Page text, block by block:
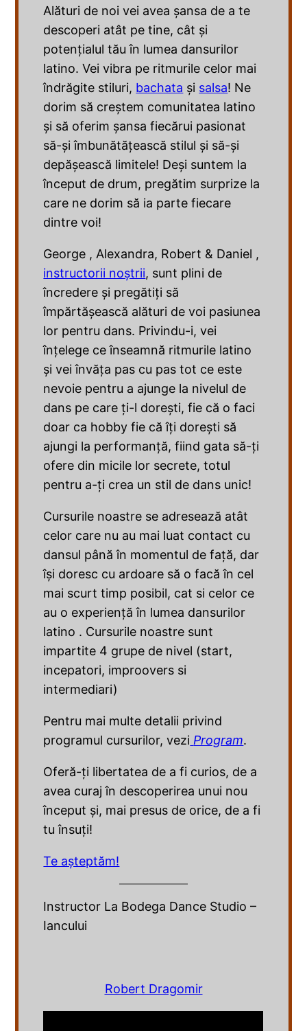
Alături de noi vei avea șansa de a te
descoperi atât pe tine, cât și
potențialul tău în lumea dansurilor
latino. Vei vibra pe ritmurile celor mai
îndrăgite stiluri, bachata și salsa! Ne
dorim să creștem comunitatea latino
și să oferim șansa fiecărui pasionat
să-și îmbunătățească stilul și să-și
depășească limitele! Deși suntem la
început de drum, pregătim surprize la
care ne dorim să ia parte fiecare
dintre voi!
George , Alexandra, Robert & Daniel ,
instructorii noștrii, sunt plini de
încredere și pregătiți să
împărtășească alături de voi pasiunea
lor pentru dans. Privindu-i, vei
înțelege ce înseamnă ritmurile latino
și vei învăța pas cu pas tot ce este
nevoie pentru a ajunge la nivelul de
dans pe care ți-l dorești, fie că o faci
doar ca hobby fie că îți dorești să
ajungi la performanță, fiind gata să-ți
ofere din micile lor secrete, totul
pentru a-ți crea un stil de dans unic!
Cursurile noastre se adresează atât
celor care nu au mai luat contact cu
dansul până în momentul de față, dar
își doresc cu ardoare să o facă în cel
mai scurt timp posibil, cat si celor ce
au o experiență în lumea dansurilor
latino . Cursurile noastre sunt
impartite 4 grupe de nivel (start,
incepatori, improovers si
intermediari)
Pentru mai multe detalii privind
programul cursurilor, vezi Program.
Oferă-ți libertatea de a fi curios, de a
avea curaj în descoperirea unui nou
început și, mai presus de orice, de a fi
tu însuți!
Te așteptăm!
Instructor La Bodega Dance Studio –
Iancului
Robert Dragomir